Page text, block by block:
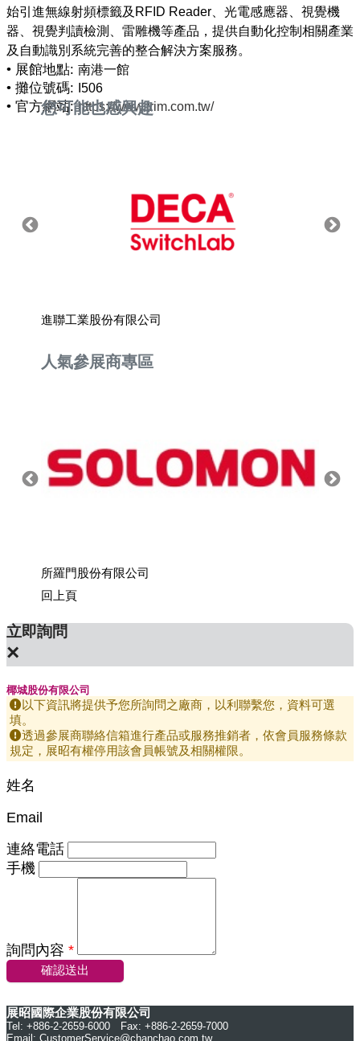
始引進無線射頻標籤及RFID Reader、光電感應器、視覺機
器、視覺判讀檢測、雷雕機等產品，提供自動化控制相關產業
• 展館地點: 南港一館
• 攤位號碼: I506
• 官方網站:https://www.trim.com.tw/
您可能也感興趣
進聯工業股份有限公司
人氣參展商專區
所羅門股份有限公司
回上頁
立即詢問
×
椰城股份有限公司
以下資訊將提供予您所詢問之廠商，以利聯繫您，資料可選
填。
透過參展商聯絡信箱進行產品或服務推銷者，依會員服務條款
規定，展昭有權停用該會員帳號及相關權限。
姓名
Email
連絡電話
手機
詢問內容 *
確認送出
展昭國際企業股份有限公司
Tel: +886-2-2659-6000 Fax: +886-2-2659-7000
Email: CustomerService@chanchao.com.tw